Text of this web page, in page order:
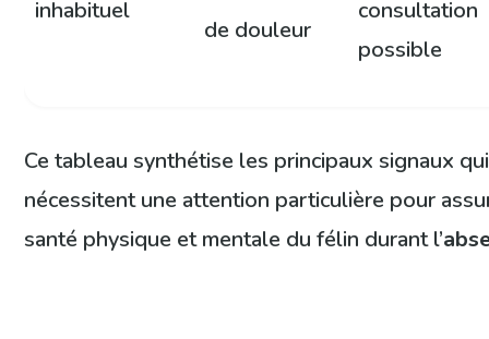
inhabituel
de douleur
consultation
possible
Ce tableau synthétise les principaux signaux qui
nécessitent une attention particulière pour
santé physique et mentale du félin durant l’